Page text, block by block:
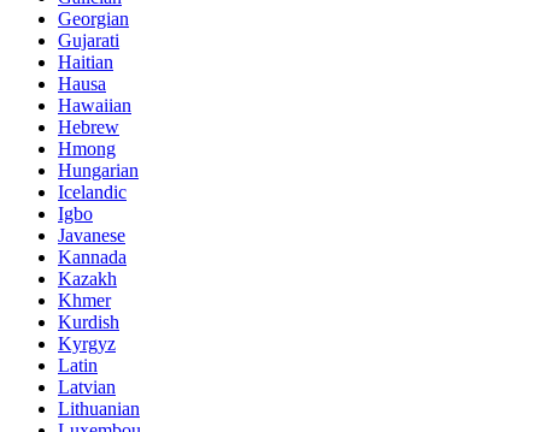
Georgian
Gujarati
Haitian
Hausa
Hawaiian
Hebrew
Hmong
Hungarian
Icelandic
Igbo
Javanese
Kannada
Kazakh
Khmer
Kurdish
Kyrgyz
Latin
Latvian
Lithuanian